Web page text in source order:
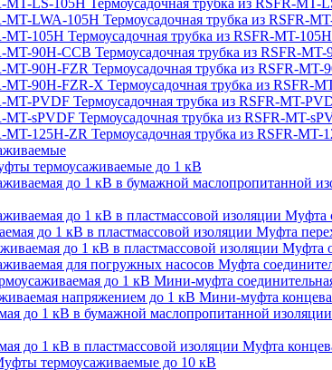
Термоусадочная трубка из RSFR-MT-
Термоусадочная трубка из RSFR-
Термоусадочная трубка из RSFR-MT-105H
Термоусадочная трубка из RSFR-
Термоусадочная трубка из RSFR-MT-
Термоусадочная трубка из RSFR-
Термоусадочная трубка из RSFR-MT-
Термоусадочная трубка из RSFR-MT-
Термоусадочная трубка из RSFR-MT-
термоусаживаемые до 1 кВ
Муфта
Муфта
Муфта
Муфта
Мини-муфта
Мини-муфта
Муфта
термоусаживаемые до 10 кВ